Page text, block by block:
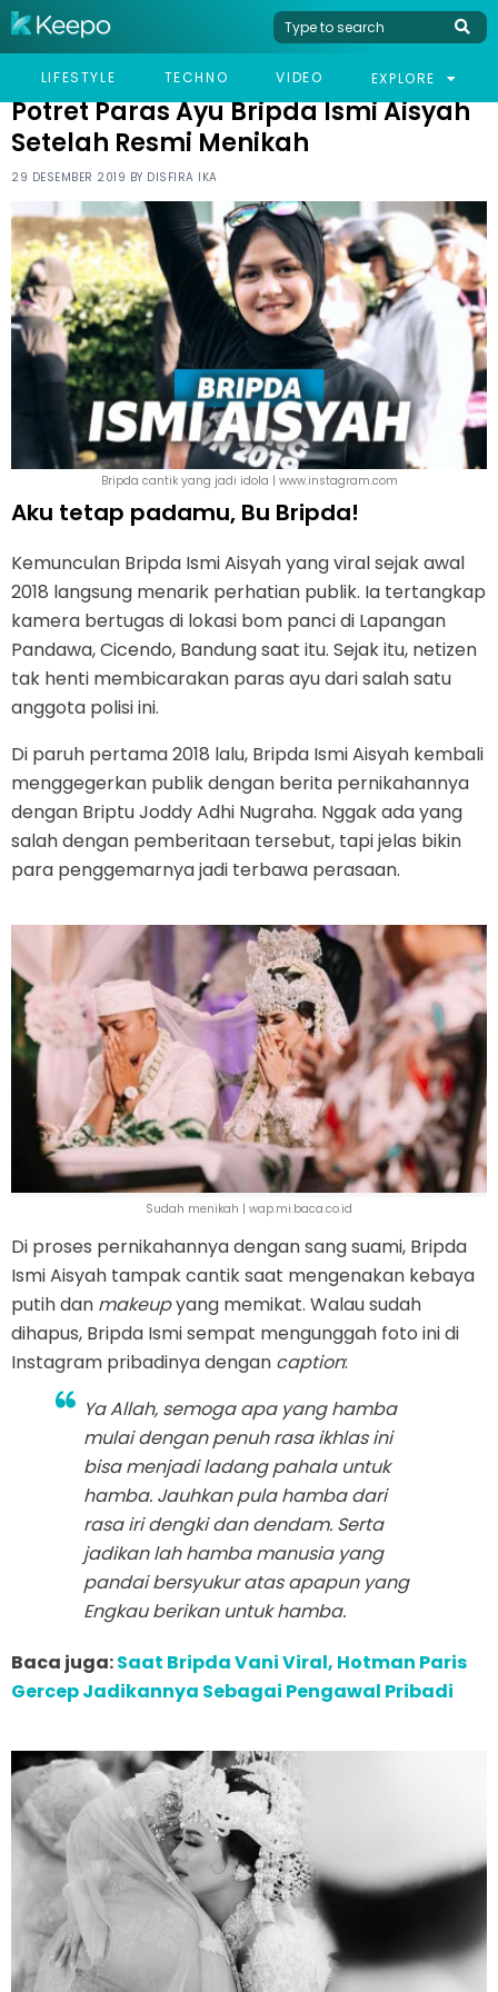
LIFESTYLE TECHNO VIDEO EXPLORE
HOME CELEB POTRET PARAS AYU BRIPDA ISMI AISYAH SETELAH RESMI MENIKAH
Potret Paras Ayu Bripda Ismi Aisyah
Setelah Resmi Menikah
29 DESEMBER 2019 BY DISFIRA IKA
Bripda cantik yang jadi idola | www.instagram.com
Aku tetap padamu, Bu Bripda!
Kemunculan Bripda Ismi Aisyah yang viral sejak awal
2018 langsung menarik perhatian publik. Ia tertangkap
kamera bertugas di lokasi bom panci di Lapangan
Pandawa, Cicendo, Bandung saat itu. Sejak itu, netizen
tak henti membicarakan paras ayu dari salah satu
anggota polisi ini.
Di paruh pertama 2018 lalu, Bripda Ismi Aisyah kembali
menggegerkan publik dengan berita pernikahannya
dengan Briptu Joddy Adhi Nugraha. Nggak ada yang
salah dengan pemberitaan tersebut, tapi jelas bikin
para penggemarnya jadi terbawa perasaan.
Sudah menikah | wap.mi.baca.co.id
Di proses pernikahannya dengan sang suami, Bripda
Ismi Aisyah tampak cantik saat mengenakan kebaya
putih dan makeupyang memikat. Walau sudah
dihapus, Bripda Ismi sempat mengunggah foto ini di
Instagram pribadinya dengan caption:
Ya Allah, semoga apa yang hamba
mulai dengan penuh rasa ikhlas ini
bisa menjadi ladang pahala untuk
hamba. Jauhkan pula hamba dari
rasa iri dengki dan dendam. Serta
jadikan lah hamba manusia yang
pandai bersyukur atas apapun yang
Engkau berikan untuk hamba.
Baca juga:Saat Bripda Vani Viral, Hotman Paris
Gercep Jadikannya Sebagai Pengawal Pribadi